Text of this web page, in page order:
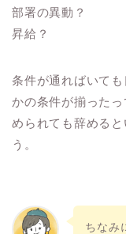
部署の異動？
昇給？
条件が通ればいて
かの条件が揃った
められても辞める
う。
ちなみ